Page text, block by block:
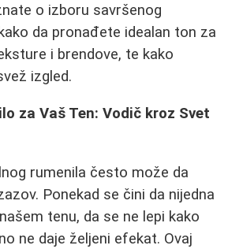
o izboru savršenog
da pronađete idealan ton za
i brendove, te kako
izgled.
za Vaš Ten: Vodič kroz Svet
rumenila često može da
Ponekad se čini da nijedna
tenu, da se ne lepi kako
ne daje željeni efekat. Ovaj